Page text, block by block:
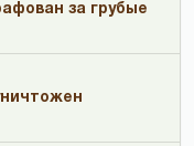
за грубые